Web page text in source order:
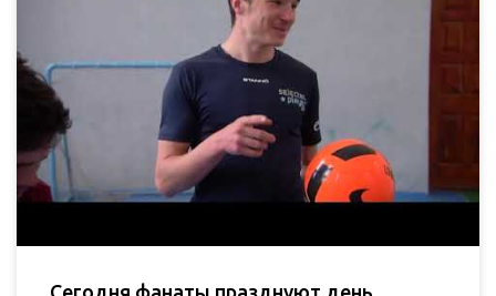
Сегодня фанаты празднуют день